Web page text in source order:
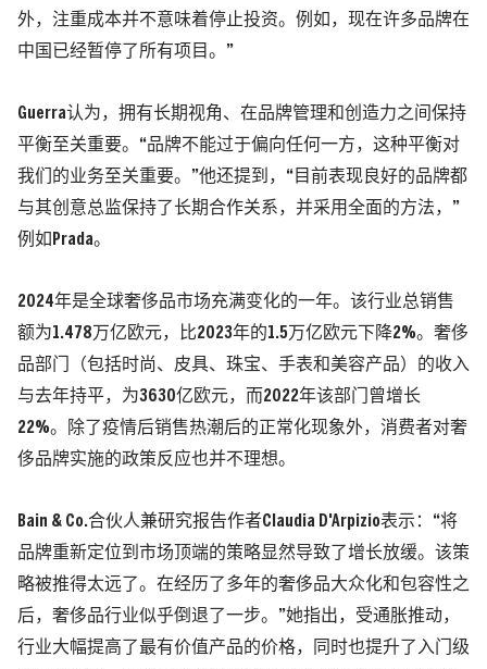
外，注重成本并不意味着停止投资。例如，现在许多品牌在
中国已经暂停了所有项目。”
Guerra认为，拥有长期视角、在品牌管理和创造力之间保持
平衡至关重要。“品牌不能过于偏向任何一方，这种平衡对
我们的业务至关重要。”他还提到，“目前表现良好的品牌都
与其创意总监保持了长期合作关系，并采用全面的方法，”
例如Prada。
2024年是全球奢侈品市场充满变化的一年。该行业总销售
额为1.478万亿欧元，比2023年的1.5万亿欧元下降2%。奢侈
品部门（包括时尚、皮具、珠宝、手表和美容产品）的收入
与去年持平，为3630亿欧元，而2022年该部门曾增长
22%。除了疫情后销售热潮后的正常化现象外，消费者对奢
侈品牌实施的政策反应也并不理想。
Bain & Co.合伙人兼研究报告作者Claudia D'Arpizio表示：“将
品牌重新定位到市场顶端的策略显然导致了增长放缓。该策
略被推得太远了。在经历了多年的奢侈品大众化和包容性之
后，奢侈品行业似乎倒退了一步。”她指出，受通胀推动，
行业大幅提高了最有价值产品的价格，同时也提升了入门级